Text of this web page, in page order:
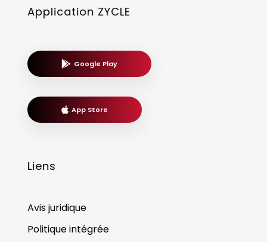
Application ZYCLE
Google Play
App Store
Liens
Avis juridique
Politique intégrée